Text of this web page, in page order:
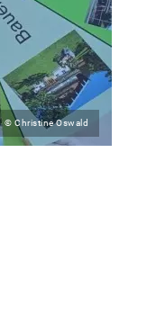
© Christine Oswald